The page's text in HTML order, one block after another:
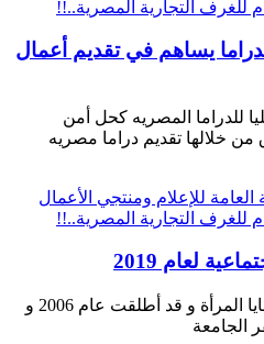
يساهم في تقديم أعمال
للدراما المصريه كحل أمن
من خلالها تقديم دراما مصريه
لعام 2019
هي أكبر حملة إعلامية تخدم قضايا المرأة و قد أطلقت عام 2006 و
الجامعة